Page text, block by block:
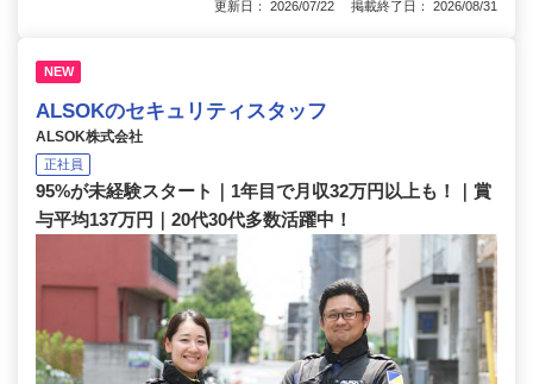
更新日： 2026/07/22 掲載終了日： 2026/08/31
NEW
ALSOKのセキュリティスタッフ
ALSOK株式会社
正社員
95%が未経験スタート｜1年目で月収32万円以上も！｜賞
与平均137万円｜20代30代多数活躍中！